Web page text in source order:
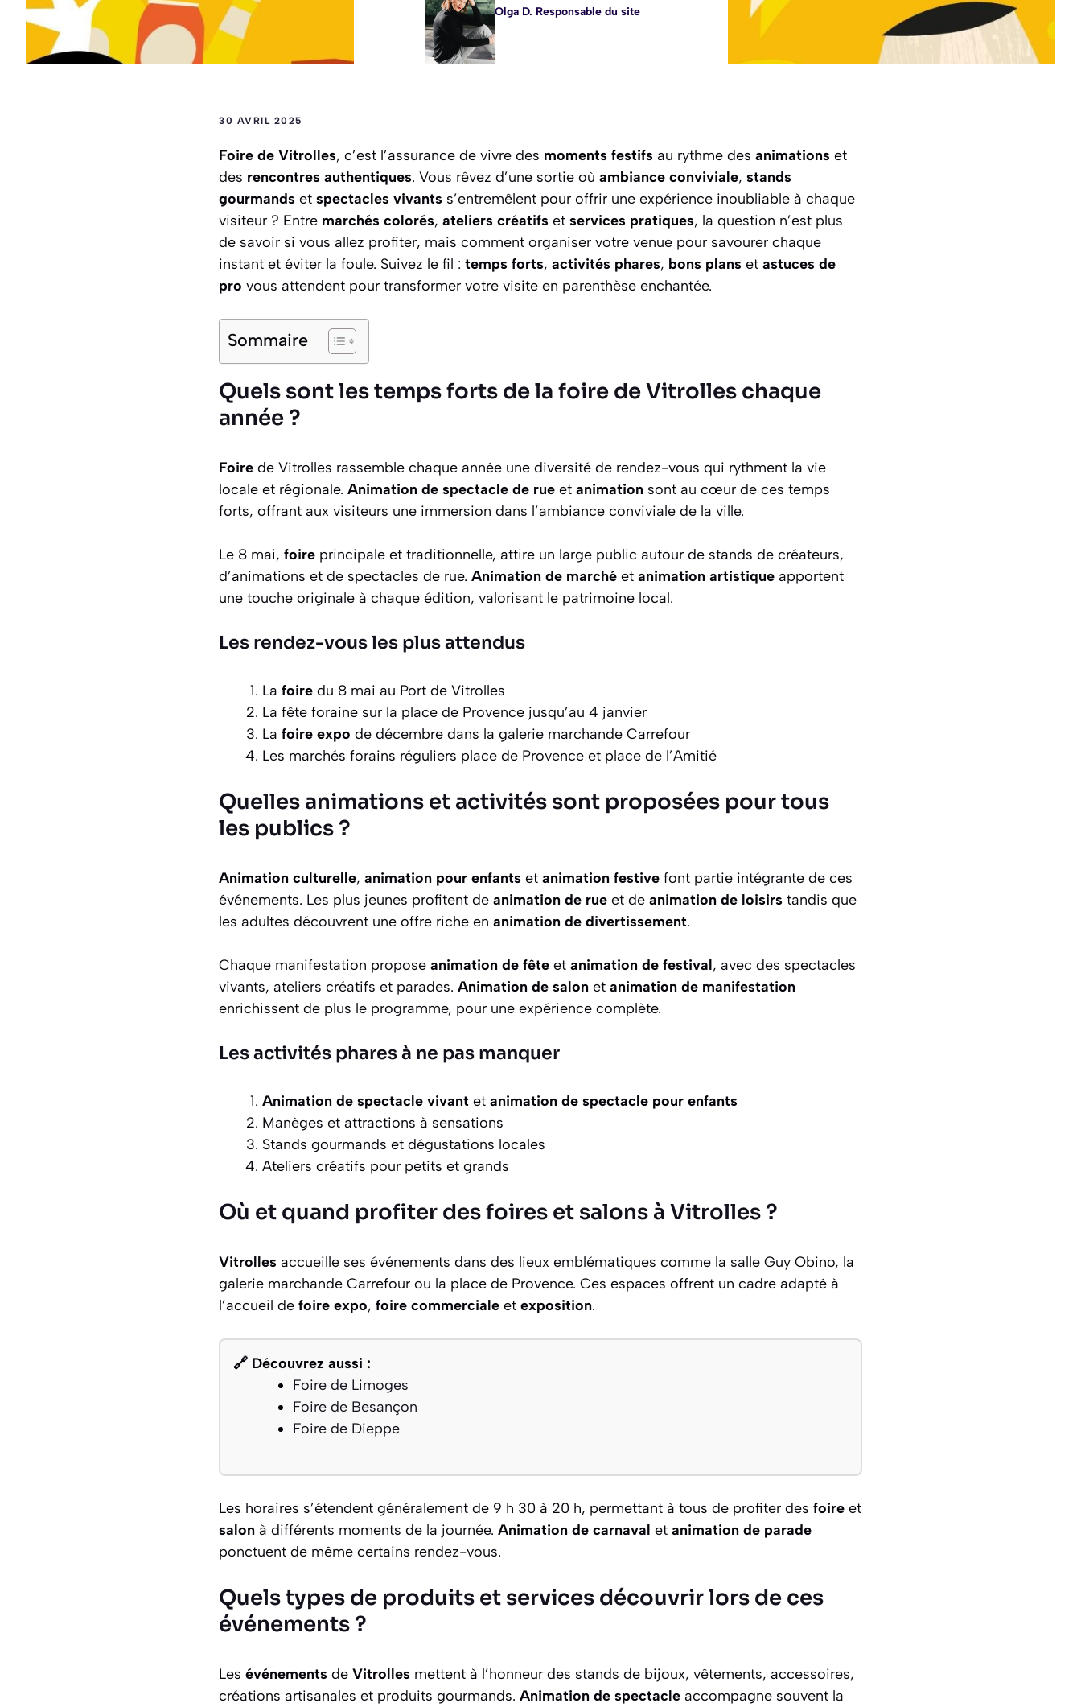
Olga D. Responsable du site
30 AVRIL 2025
Foire de Vitrolles, c’est l’assurance de vivre des moments festifs au rythme des animations et
des rencontres authentiques. Vous rêvez d’une sortie où ambiance conviviale, stands
gourmands et spectacles vivants s’entremêlent pour offrir une expérience inoubliable à chaque
visiteur ? Entre marchés colorés, ateliers créatifs et services pratiques, la question n’est plus
de savoir si vous allez profiter, mais comment organiser votre venue pour savourer chaque
instant et éviter la foule. Suivez le fil : temps forts, activités phares, bons plans et astuces de
pro vous attendent pour transformer votre visite en parenthèse enchantée.
Sommaire
Quels sont les temps forts de la foire de Vitrolles chaque
année ?
Foire de Vitrolles rassemble chaque année une diversité de rendez-vous qui rythment la vie
locale et régionale. Animation de spectacle de rue et animation sont au cœur de ces temps
forts, offrant aux visiteurs une immersion dans l’ambiance conviviale de la ville.
Le 8 mai, foire principale et traditionnelle, attire un large public autour de stands de créateurs,
d’animations et de spectacles de rue. Animation de marché et animation artistique apportent
une touche originale à chaque édition, valorisant le patrimoine local.
Les rendez-vous les plus attendus
La foire du 8 mai au Port de Vitrolles
La fête foraine sur la place de Provence jusqu’au 4 janvier
La foire expo de décembre dans la galerie marchande Carrefour
Les marchés forains réguliers place de Provence et place de l’Amitié
Quelles animations et activités sont proposées pour tous
les publics ?
Animation culturelle, animation pour enfants et animation festive font partie intégrante de ces
événements. Les plus jeunes profitent de animation de rue et de animation de loisirs tandis que
les adultes découvrent une offre riche en animation de divertissement.
Chaque manifestation propose animation de fête et animation de festival, avec des spectacles
vivants, ateliers créatifs et parades. Animation de salon et animation de manifestation
enrichissent de plus le programme, pour une expérience complète.
Les activités phares à ne pas manquer
Animation de spectacle vivant et animation de spectacle pour enfants
Manèges et attractions à sensations
Stands gourmands et dégustations locales
Ateliers créatifs pour petits et grands
Où et quand profiter des foires et salons à Vitrolles ?
Vitrolles accueille ses événements dans des lieux emblématiques comme la salle Guy Obino, la
galerie marchande Carrefour ou la place de Provence. Ces espaces offrent un cadre adapté à
l’accueil de foire expo, foire commerciale et exposition.
🔗 Découvrez aussi :
Foire de Limoges
Foire de Besançon
Foire de Dieppe
Les horaires s’étendent généralement de 9 h 30 à 20 h, permettant à tous de profiter des foire et
salon à différents moments de la journée. Animation de carnaval et animation de parade
ponctuent de même certains rendez-vous.
Quels types de produits et services découvrir lors de ces
événements ?
Les événements de Vitrolles mettent à l’honneur des stands de bijoux, vêtements, accessoires,
créations artisanales et produits gourmands. Animation de spectacle accompagne souvent la